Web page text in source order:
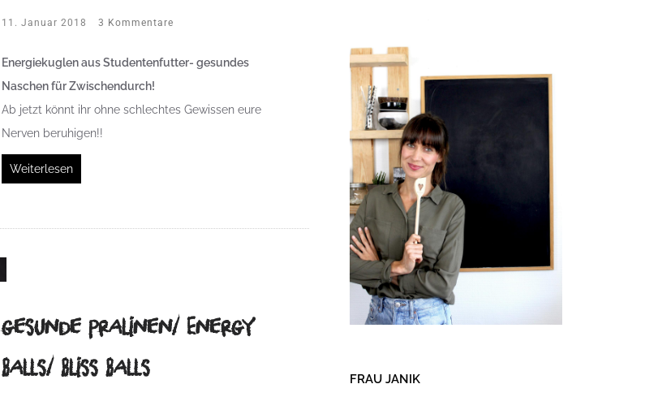
11. Januar 2018 3 Kommentare
Energiekuglen aus Studentenfutter- gesundes
Naschen für Zwischendurch!
Ab jetzt könnt ihr ohne schlechtes Gewissen eure
Nerven beruhigen!!
Weiterlesen
gesunde Pralinen/ Energy
Balls/ Bliss Balls
FRAU JANIK